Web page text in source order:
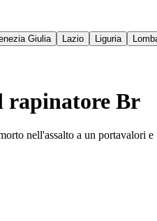
Giulia Lazio Liguria
rapinatore Br
nell'assalto a un portavalori